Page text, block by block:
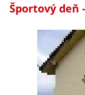
Športový deň